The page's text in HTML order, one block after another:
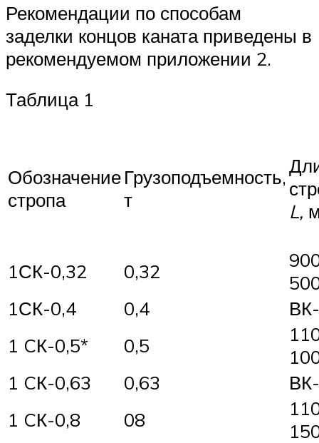
Рекомендации по способам
заделки концов каната приведены в
рекомендуемом приложении 2.
Таблица 1
Обозначение
стропа
Грузоподъемность,
т
L,
1СК-0,32 0,32
1СК-0,4
0,4
1 CК-0,5*
0,5
1 CК-0,63
0,63
1 CК-0,8
08